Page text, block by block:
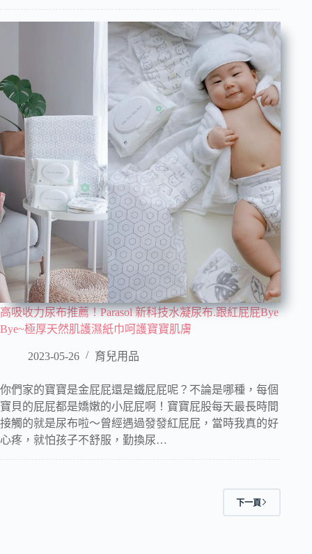
高吸收力尿布推薦！Parasol 新科技水凝尿布.跟紅屁屁Bye
Bye~極厚天然肌護濕紙巾呵護寶寶肌膚
2023-05-26 育兒用品
你們家的寶寶是金屁屁還是鐵屁屁呢？不論是哪種，每個
寶貝的屁屁都是嬌嫩的小屁屁啊！寶寶屁股每天最長時間
接觸的就是尿布啦～曾經遇過發發紅屁屁，當時我真的好
心疼，就怕孩子不舒服，勤換尿…
下一頁